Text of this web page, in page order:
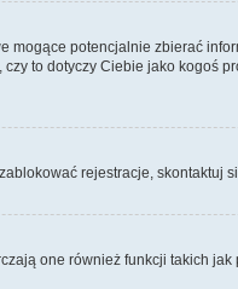
potencjalnie zbierać
to dotyczy Ciebie jako kogoś
rejestracje,
one również funkcji takich